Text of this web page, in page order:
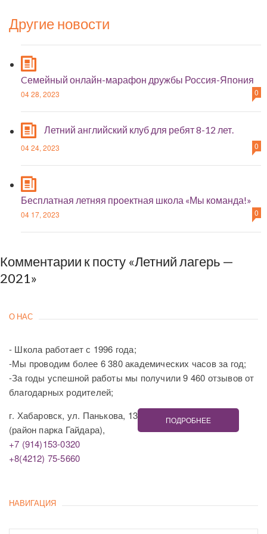
Другие новости
Cемейный онлайн-марафон дружбы Россия-Япония
04 28, 2023 0
Летний английский клуб для ребят 8-12 лет.
04 24, 2023 0
Бесплатная летняя проектная школа «Мы команда!»
04 17, 2023 0
Комментарии к посту «Летний лагерь —
2021»
О НАС
- Школа работает с 1996 года;
-Мы проводим более 6 380 академических часов за год;
-За годы успешной работы мы получили 9 460 отзывов от
благодарных родителей;
г. Хабаровск, ул. Панькова, 13
(район парка Гайдара),
+7 (914)153-0320
+8(4212) 75-5660
ПОДРОБНЕЕ
НАВИГАЦИЯ